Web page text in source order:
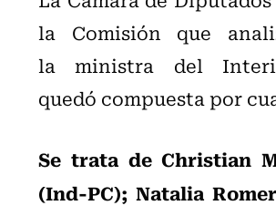
la Comisión que
la ministra del
quedó compuesta por
Se trata de Christian
(Ind-PC); Natalia